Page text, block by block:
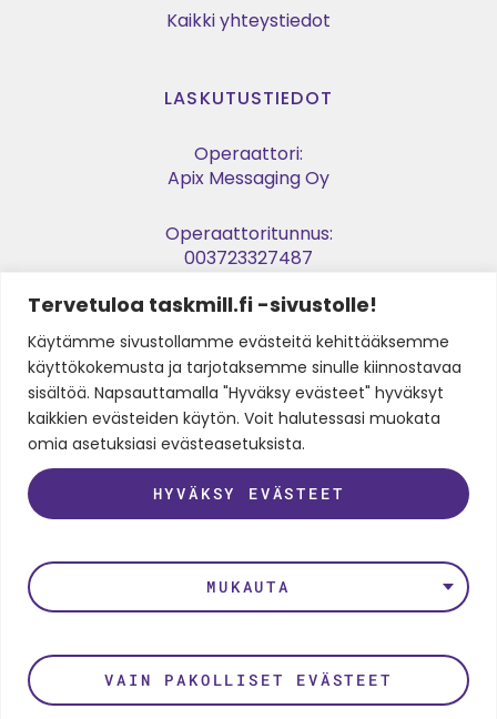
Tervetuloa taskmill.fi -sivustolle!
Käytämme sivustollamme evästeitä kehittääksemme
käyttökokemusta ja tarjotaksemme sinulle kiinnostavaa
sisältöä. Napsauttamalla "Hyväksy evästeet" hyväksyt
kaikkien evästeiden käytön. Voit halutessasi muokata
omia asetuksiasi evästeasetuksista.
MUKAUTA
VAIN PAKOLLISET EVÄSTEET
HYVÄKSY EVÄSTEET
Kaikki yhteystiedot
LASKUTUSTIEDOT
Operaattori:
Apix Messaging Oy
Operaattoritunnus:
003723327487
Verkkolaskuosoite:
003729053974
Y-tunnus:
2905397-4
SEURAA MEITÄ
LinkedInInstagramFacebookTwitterYoutube
Rekisteri- ja tietosuojaseloste